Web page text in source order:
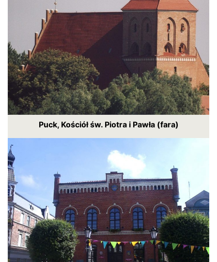
Puck, Kościół św. Piotra i Pawła (fara)